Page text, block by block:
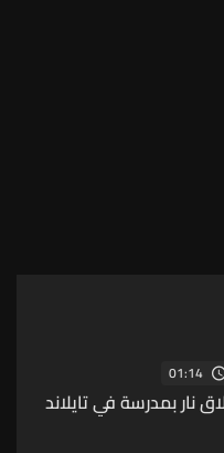
01:14
نار بمدرسة في تايلاند